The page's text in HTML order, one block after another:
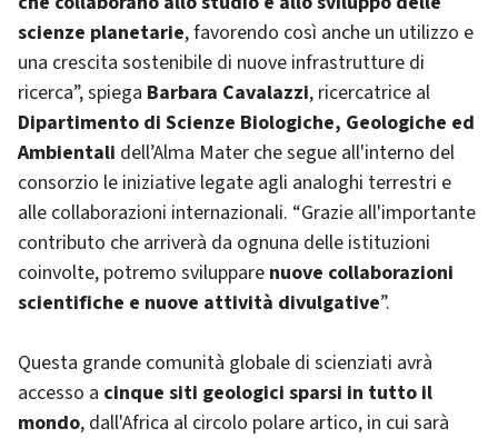
scienze planetarie, favorendo così anche un utilizzo e
una crescita sostenibile di nuove infrastrutture di
ricerca”, spiega Barbara Cavalazzi, ricercatrice al
Dipartimento di Scienze Biologiche, Geologiche ed
Ambientali dell’Alma Mater che segue all'interno del
consorzio le iniziative legate agli analoghi terrestri e
alle collaborazioni internazionali. “Grazie all'importante
contributo che arriverà da ognuna delle istituzioni
coinvolte, potremo sviluppare nuove collaborazioni
scientifiche e nuove attività divulgative”.
Questa grande comunità globale di scienziati avrà
accesso a cinque siti geologici sparsi in tutto il
mondo, dall'Africa al circolo polare artico, in cui sarà